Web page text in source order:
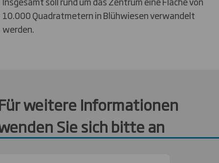
10.000 Quadratmetern in Blühwiesen verwandelt
werden.
weitere Informationen
Sie sich bitte an